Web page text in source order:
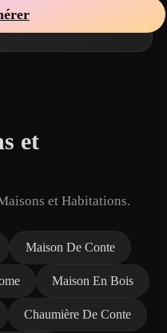
et
et Habitations.
Maison De Conte
Maison En Bois
Chaumière De Conte